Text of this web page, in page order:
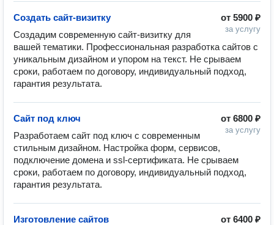
от 5900 ₽
за услугу
Создать сайт-визитку
Создадим современную сайт-визитку для
вашей тематики. Профессиональная разработка сайтов с
уникальным дизайном и упором на текст. Не срываем
сроки, работаем по договору, индивидуальный подход,
гарантия результата.
от 6800 ₽
за услугу
Сайт под ключ
Разработаем сайт под ключ с современным
стильным дизайном. Настройка форм, сервисов,
подключение домена и ssl-сертификата. Не срываем
сроки, работаем по договору, индивидуальный подход,
гарантия результата.
от 6400 ₽
Изготовление сайтов